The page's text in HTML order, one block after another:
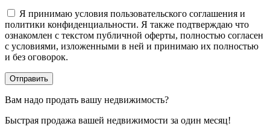
Я принимаю условия пользовательского соглашения и
политики конфиденциальности. Я также подтверждаю что
ознакомлен с текстом публичной оферты, полностью согласен
с условиями, изложенными в ней и принимаю их полностью
и без оговорок.
Вам надо продать вашу недвижимость?
Быстрая продажа вашей недвижимости за один месяц!